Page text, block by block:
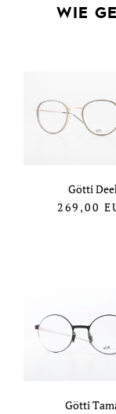
WIE
Götti
269,00
Götti